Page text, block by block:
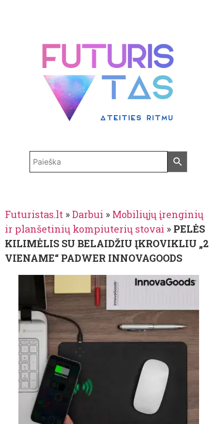
Futuristas.lt »Darbui » Mobiliųjų įrenginių
ir planšetinių kompiuterių stovai » PELĖS
KILIMĖLIS SU BELAIDŽIU ĮKROVIKLIU „2
VIENAME“ PADWER INNOVAGOODS